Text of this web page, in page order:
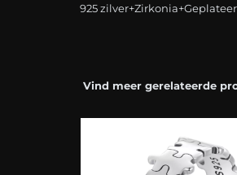
925
Vind meer gerelateerde